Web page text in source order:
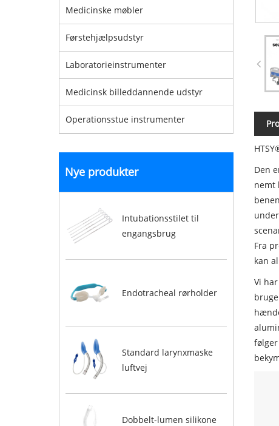
Medicinske møbler
Førstehjælpsudstyr
Laboratorieinstrumenter
Medicinsk billeddannende udstyr
Operationsstue instrumenter
Nye produkter
Intubationsstilet til
engangsbrug
Endotracheal rørholder
Standard larynxmaske
luftvej
Dobbelt-lumen silikone
Den
nemt
Fra
kan
Vi